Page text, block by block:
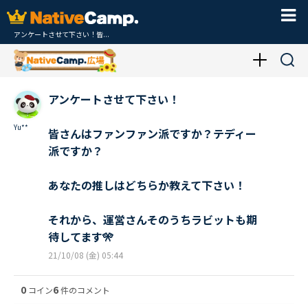
アンケートさせて下さい！皆...
Yu**
アンケートさせて下さい！
皆さんはファンファン派ですか？テディー
派ですか？
あなたの推しはどちらか教えて下さい！
それから、運営さんそのうちラビットも期
待してます🎌
21/10/08 (金) 05:44
0 コイン6件のコメント